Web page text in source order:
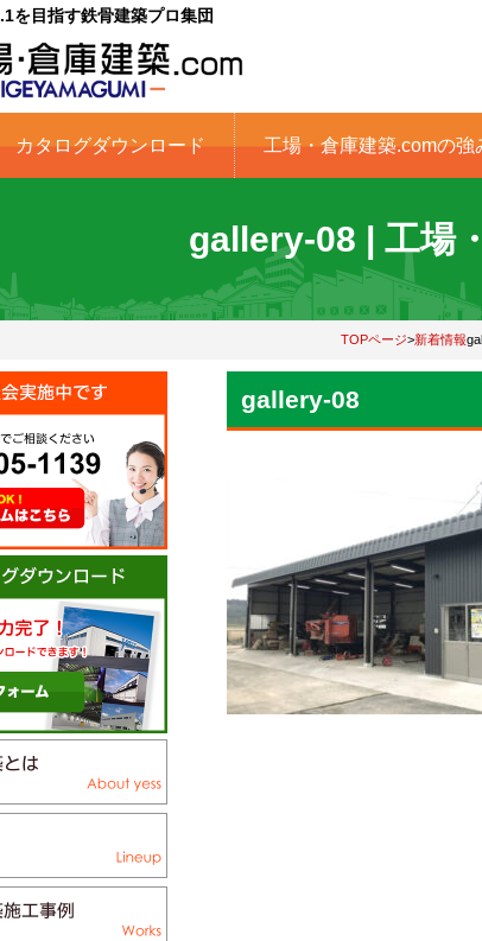
を目指す鉄骨建築プロ集団
カタログダウンロード 工場・倉庫建築.comの強
gallery-08 | 工場
TOPページ>新着情報
gallery-08